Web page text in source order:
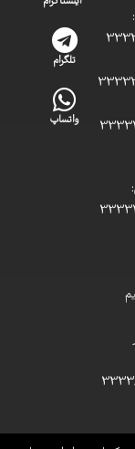
تلگرام
واتساپ